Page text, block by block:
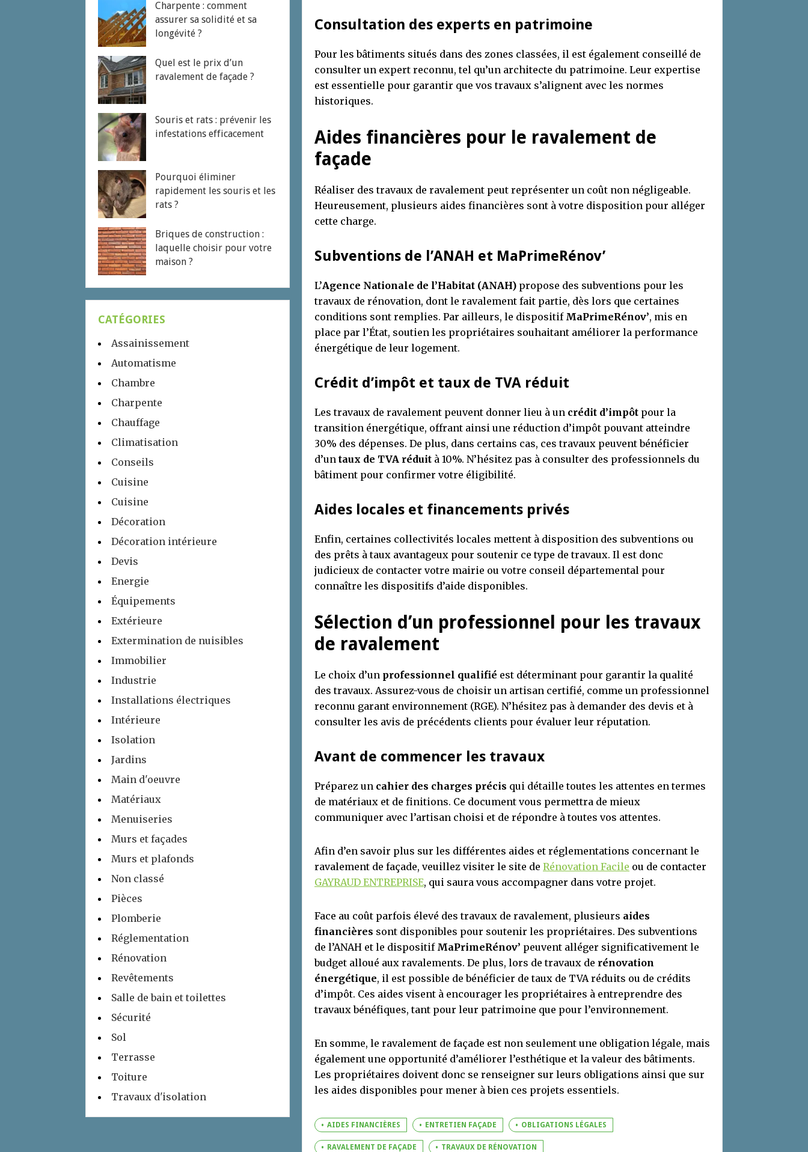
Consultation des experts en patrimoine
Pour les bâtiments situés dans des zones classées, il est également conseillé de
consulter un expert reconnu, tel qu’un architecte du patrimoine. Leur expertise
est essentielle pour garantir que vos travaux s’alignent avec les normes
historiques.
Aides financières pour le ravalement de
façade
Réaliser des travaux de ravalement peut représenter un coût non négligeable.
Heureusement, plusieurs aides financières sont à votre disposition pour alléger
cette charge.
Subventions de l’ANAH et MaPrimeRénov’
L’Agence Nationale de l’Habitat (ANAH) propose des subventions pour les
travaux de rénovation, dont le ravalement fait partie, dès lors que certaines
conditions sont remplies. Par ailleurs, le dispositif MaPrimeRénov’, mis en
place par l’État, soutien les propriétaires souhaitant améliorer la performance
énergétique de leur logement.
Crédit d’impôt et taux de TVA réduit
Les travaux de ravalement peuvent donner lieu à un crédit d’impôt pour la
transition énergétique, offrant ainsi une réduction d’impôt pouvant atteindre
30% des dépenses. De plus, dans certains cas, ces travaux peuvent bénéficier
d’un taux de TVA réduit à 10%. N’hésitez pas à consulter des professionnels du
bâtiment pour confirmer votre éligibilité.
Aides locales et financements privés
Enfin, certaines collectivités locales mettent à disposition des subventions ou
des prêts à taux avantageux pour soutenir ce type de travaux. Il est donc
judicieux de contacter votre mairie ou votre conseil départemental pour
connaître les dispositifs d’aide disponibles.
Sélection d’un professionnel pour les travaux
de ravalement
Le choix d’un professionnel qualifié est déterminant pour garantir la qualité
des travaux. Assurez-vous de choisir un artisan certifié, comme un professionnel
reconnu garant environnement (RGE). N’hésitez pas à demander des devis et à
consulter les avis de précédents clients pour évaluer leur réputation.
Avant de commencer les travaux
Préparez un cahier des charges précis qui détaille toutes les attentes en termes
de matériaux et de finitions. Ce document vous permettra de mieux
communiquer avec l’artisan choisi et de répondre à toutes vos attentes.
Afin d’en savoir plus sur les différentes aides et réglementations concernant le
ravalement de façade, veuillez visiter le site de Rénovation Facile ou de contacter
GAYRAUD ENTREPRISE, qui saura vous accompagner dans votre projet.
Face au coût parfois élevé des travaux de ravalement, plusieurs aides
financières sont disponibles pour soutenir les propriétaires. Des subventions
de l’ANAH et le dispositif MaPrimeRénov’ peuvent alléger significativement le
budget alloué aux ravalements. De plus, lors de travaux de rénovation
énergétique, il est possible de bénéficier de taux de TVA réduits ou de crédits
d’impôt. Ces aides visent à encourager les propriétaires à entreprendre des
travaux bénéfiques, tant pour leur patrimoine que pour l’environnement.
En somme, le ravalement de façade est non seulement une obligation légale, mais
également une opportunité d’améliorer l’esthétique et la valeur des bâtiments.
Les propriétaires doivent donc se renseigner sur leurs obligations ainsi que sur
les aides disponibles pour mener à bien ces projets essentiels.
AIDES FINANCIÈRES ENTRETIEN FAÇADE OBLIGATIONS LÉGALES
RAVALEMENT DE FAÇADE TRAVAUX DE RÉNOVATION
Charpente : comment
assurer sa solidité et sa
longévité ?
Quel est le prix d’un
ravalement de façade ?
Souris et rats : prévenir les
infestations efficacement
Pourquoi éliminer
rapidement les souris et les
rats ?
Briques de construction :
laquelle choisir pour votre
maison ?
CATÉGORIES
Assainissement
Automatisme
Chambre
Charpente
Chauffage
Climatisation
Conseils
Cuisine
Cuisine
Décoration
Décoration intérieure
Devis
Energie
Équipements
Extérieure
Extermination de nuisibles
Immobilier
Industrie
Installations électriques
Intérieure
Isolation
Jardins
Main d'oeuvre
Matériaux
Menuiseries
Murs et façades
Murs et plafonds
Non classé
Pièces
Plomberie
Réglementation
Rénovation
Revêtements
Salle de bain et toilettes
Sécurité
Sol
Terrasse
Toiture
Travaux d'isolation